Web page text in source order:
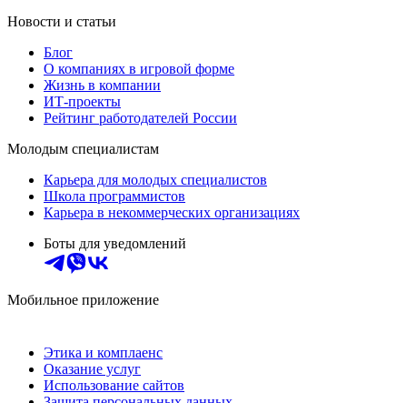
Новости и статьи
Блог
О компаниях в игровой форме
Жизнь в компании
ИТ-проекты
Рейтинг работодателей России
Молодым специалистам
Карьера для молодых специалистов
Школа программистов
Карьера в некоммерческих организациях
Боты для уведомлений
Мобильное приложение
Этика и комплаенс
Оказание услуг
Использование сайтов